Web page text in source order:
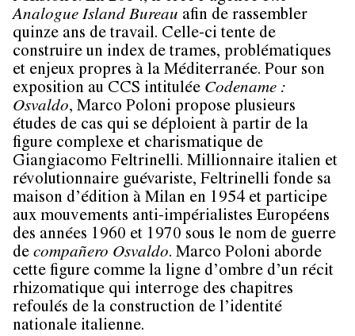
Analogue Island Bureau afin de rassembler
quinze ans de travail. Celle-ci tente de
construire un index de trames, problématiques
et enjeux propres à la Méditerranée. Pour son
exposition au CCS intitulée Codename :
Osvaldo, Marco Poloni propose plusieurs
études de cas qui se déploient à partir de la
figure complexe et charismatique de
Giangiacomo Feltrinelli. Millionnaire italien et
révolutionnaire guévariste, Feltrinelli fonde sa
maison d’édition à Milan en 1954 et participe
aux mouvements anti-impérialistes Européens
des années 1960 et 1970 sous le nom de guerre
de compañero Osvaldo. Marco Poloni aborde
cette figure comme la ligne d’ombre d’un récit
rhizomatique qui interroge des chapitres
refoulés de la construction de l’identité
nationale italienne.